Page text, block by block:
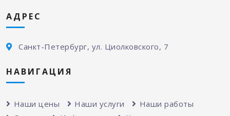
АДРЕС
Санкт-Петербург, ул. Циолковского, 7
НАВИГАЦИЯ
Наши цены Наши услуги
Наши работы